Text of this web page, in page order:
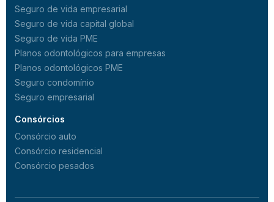
Seguro de vida empresarial
Seguro de vida capital global
Seguro de vida PME
Planos odontológicos para empresas
Planos odontológicos PME
Seguro condomínio
Seguro empresarial
Consórcios
Consórcio auto
Consórcio residencial
Consórcio pesados